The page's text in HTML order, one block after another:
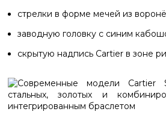
стрелки в форме мечей из
заводную головку с синим
скрытую надпись Cartierв зоне